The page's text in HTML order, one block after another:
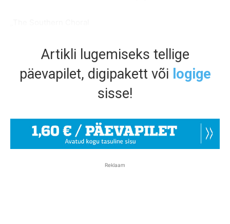
Artikli lugemiseks tellige
päevapilet, digipakett või logige
sisse!
Reklaam